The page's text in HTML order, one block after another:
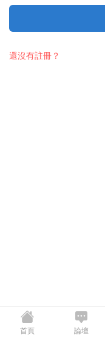
還沒有註冊？
首頁 論壇